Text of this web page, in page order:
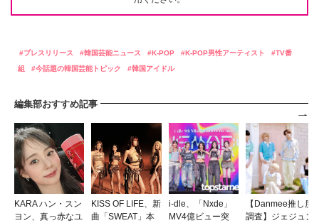
プレスリリース 韓国芸能ニュース K-POP K-POP男性アーティスト
TV番
組
今話題の韓国芸能トピック 韓国アイドル
編集部おすすめ記事
KARA ハン・スン
ヨン、真っ赤なユ
KISS OF LIFE、新
曲「SWEAT」本
i-dle、「Nxde」
MV4億ビュー突
【Danmee推し度
調査】ジェジュン